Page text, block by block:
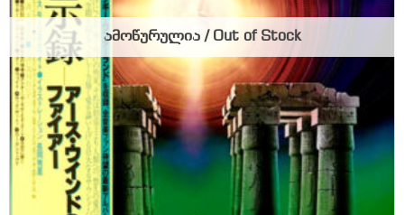
ამოწურულია / Out of Stock